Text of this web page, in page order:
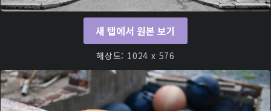
새 탭에서 원본 보기
해상도: 1024 x 576